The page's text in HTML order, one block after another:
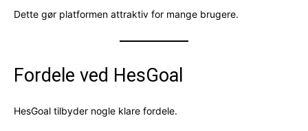
Dette gør platformen attraktiv for mange brugere.
Fordele ved HesGoal
HesGoal tilbyder nogle klare fordele.